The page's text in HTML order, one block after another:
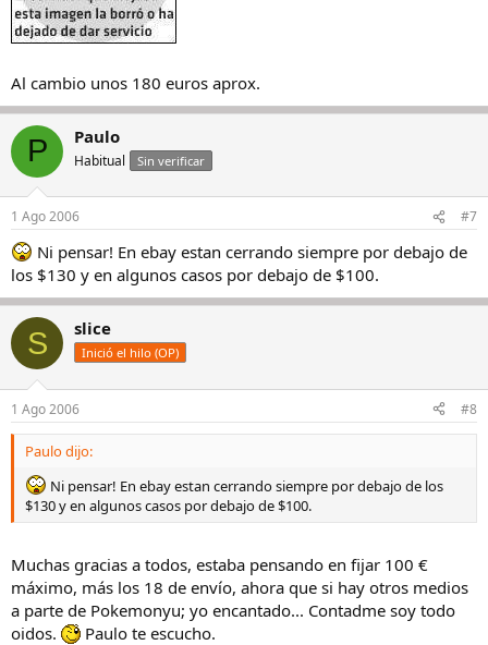
Al cambio unos 180 euros aprox.
P Paulo
Habitual Sin verificar
1 Ago 2006 #7
Ni pensar! En ebay estan cerrando siempre por debajo de
los $130 y en algunos casos por debajo de $100.
S slice
Inició el hilo (OP)
1 Ago 2006 #8
Paulo dijo:
Ni pensar! En ebay estan cerrando siempre por debajo de los
$130 y en algunos casos por debajo de $100.
Muchas gracias a todos, estaba pensando en fijar 100 €
máximo, más los 18 de envío, ahora que si hay otros medios
a parte de Pokemonyu; yo encantado... Contadme soy todo
oidos.
Paulo te escucho.